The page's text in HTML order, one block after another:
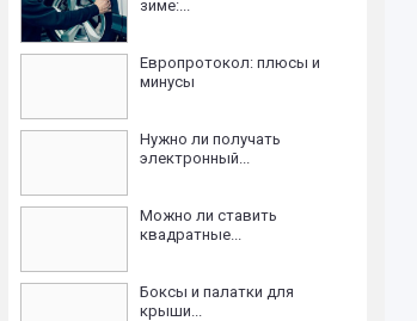
зиме:...
Европротокол: плюсы и
минусы
Нужно ли получать
электронный...
Можно ли ставить
квадратные...
Боксы и палатки для
крыши...